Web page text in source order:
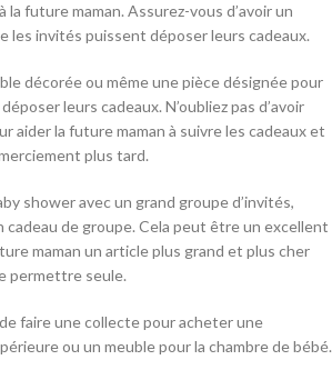
la future maman. Assurez-vous d’avoir un
les invités puissent déposer leurs cadeaux.
décorée ou même une pièce désignée pour
leurs cadeaux. N’oubliez pas d’avoir
aider la future maman à suivre les cadeaux et
plus tard.
shower avec un grand groupe d’invités,
cadeau de groupe. Cela peut être un excellent
maman un article plus grand et plus cher
permettre seule.
faire une collecte pour acheter une
ou un meuble pour la chambre de bébé.